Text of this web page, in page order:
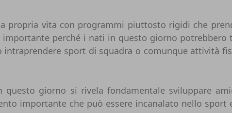
propria vita con programmi piuttosto rigidi che
perché i nati in questo giorno potrebbero
sport di squadra o comunque attività
giorno si rivela fondamentale sviluppare
importante che può essere incanalato nello sport